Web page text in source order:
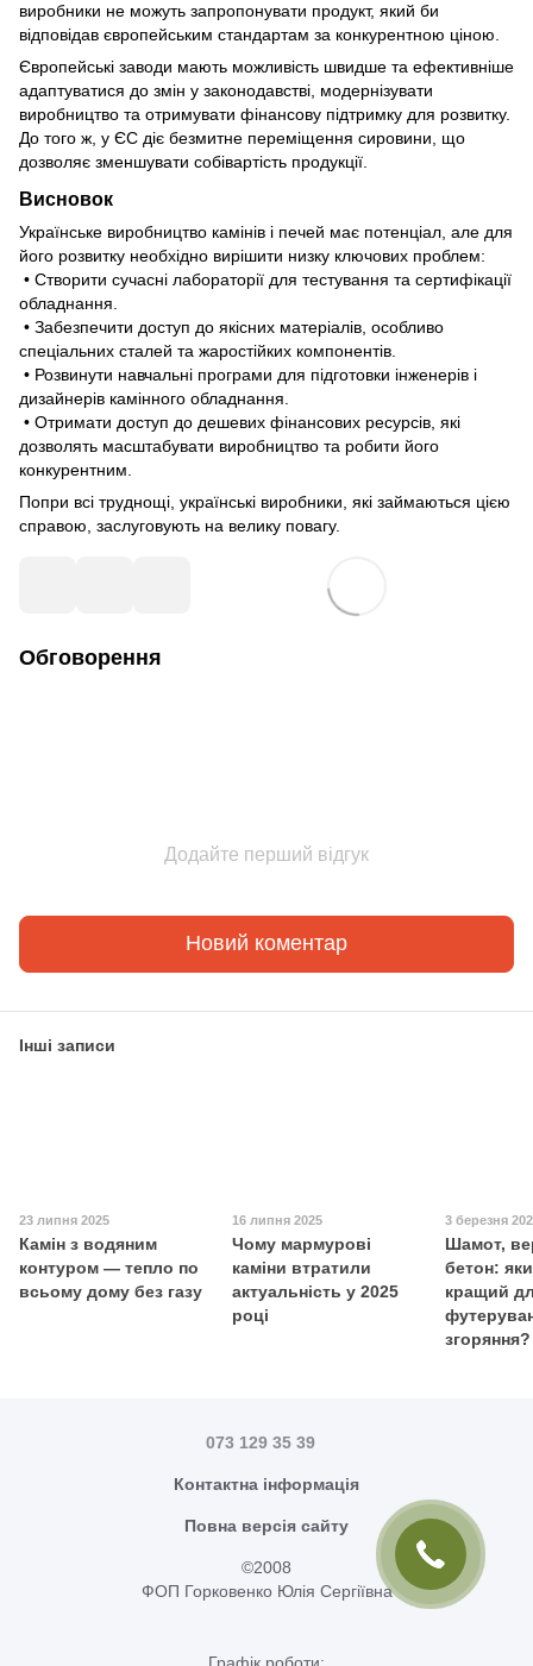
виробники не можуть запропонувати продукт, який би
відповідав європейським стандартам за конкурентною ціною.
Європейські заводи мають можливість швидше та ефективніше
адаптуватися до змін у законодавстві, модернізувати
виробництво та отримувати фінансову підтримку для розвитку.
До того ж, у ЄС діє безмитне переміщення сировини, що
дозволяє зменшувати собівартість продукції.
Висновок
Українське виробництво камінів і печей має потенціал, але для
його розвитку необхідно вирішити низку ключових проблем:
• Створити сучасні лабораторії для тестування та сертифікації
обладнання.
• Забезпечити доступ до якісних матеріалів, особливо
спеціальних сталей та жаростійких компонентів.
• Розвинути навчальні програми для підготовки інженерів і
дизайнерів камінного обладнання.
• Отримати доступ до дешевих фінансових ресурсів, які
дозволять масштабувати виробництво та робити його
конкурентним.
Попри всі труднощі, українські виробники, які займаються цією
справою, заслуговують на велику повагу.
Обговорення
Додайте перший відгук
Новий коментар
Інші записи
23 липня 2025
Камін з водяним
контуром — тепло по
всьому дому без газу
16 липня 2025
Чому мармурові
каміни втратили
актуальність у 2025
році
3 березня
Шамот,
бетон:
кращий
згоряння?
073 129 35 39
Контактна інформація
Повна версія сайту
©2008
ФОП Горковенко Юлія Сергіївна